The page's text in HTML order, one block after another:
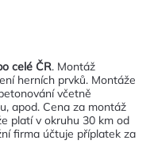
celé ČR. Montáž
herních prvků. Montáže
včetně
apod. Cena za montáž
platí v okruhu 30 km od
firma účtuje příplatek za